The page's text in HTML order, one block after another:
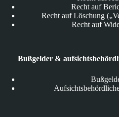
Recht auf
Recht auf Löschung
Recht auf
Bußgelder &